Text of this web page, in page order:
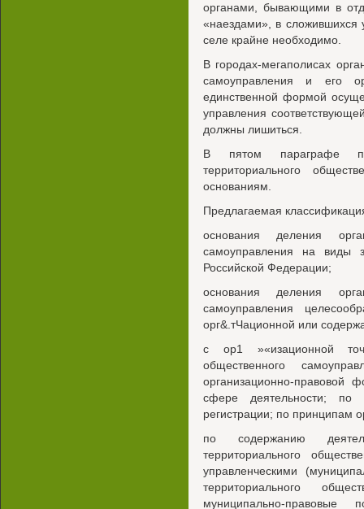
органами, бывающими в
«наездами», в сложившихся
селе крайне необходимо.
В городах-мегаполисах
самоуправления и его
единственной формой
управления
должны лишиться.
В пятом параграфе
территориального
основаниям.
Предлагаемая
основания деления
самоуправления на виды
Российской Федерации;
основания деления
самоуправления
орг&.тЧационной или
с ор1 »«изационной
общественного
организационно-правовой
сфере деятельности; по
регистрации; по принципам
по содержанию
территориального
управленческими
территориального
муниципально-